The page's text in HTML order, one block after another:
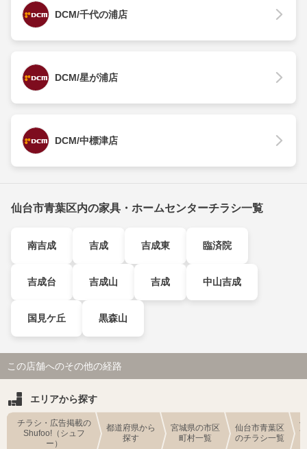
DCM/千代の浦店
DCM/星が浦店
DCM/中標津店
仙台市青葉区内の家具・ホームセンターチラシ一覧
南吉成 吉成 吉成東 臨済院
吉成台 吉成山 吉成 中山吉成
国見ケ丘 黒森山
この店舗へのその他の経路
エリアから探す
チラシ・広告掲載の
Shufoo!（シュフ
ー）
都道府県から
探す
宮城県の市区
町村一覧
仙台市青葉区
のチラシ一覧